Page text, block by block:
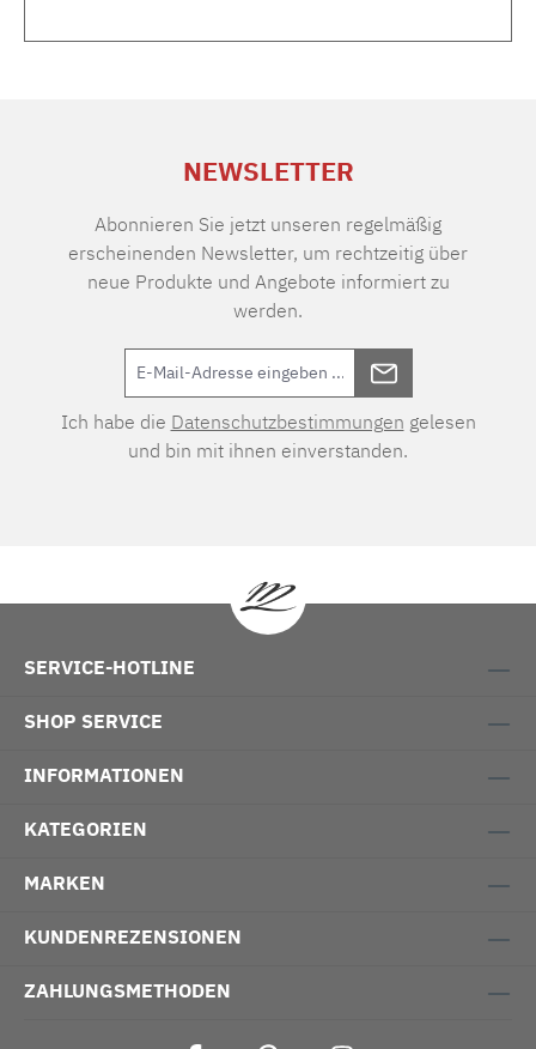
NEWSLETTER
Abonnieren Sie jetzt unseren regelmäßig
erscheinenden Newsletter, um rechtzeitig über
neue Produkte und Angebote informiert zu
werden.
Ich habe die Datenschutzbestimmungen gelesen
und bin mit ihnen einverstanden.
SERVICE-HOTLINE
SHOP SERVICE
INFORMATIONEN
KATEGORIEN
MARKEN
KUNDENREZENSIONEN
ZAHLUNGSMETHODEN